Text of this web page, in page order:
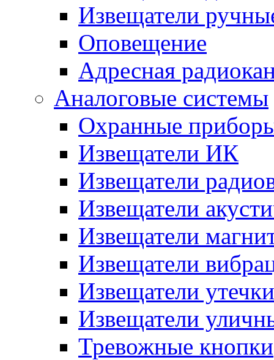
Извещатели
Оповещение
Адресная
Аналоговые системы
Охранные
Извещатели ИК
Извещатели
Извещатели
Извещатели
Извещатели
Извещатели утечки
Извещатели
Тревожные кнопки